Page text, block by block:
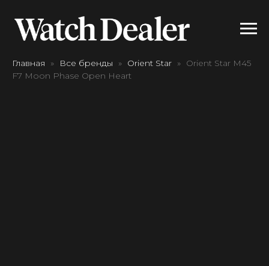
Главная Все бренды Orient Star
Orient Star M45
F7 Moon Phase Open Heart